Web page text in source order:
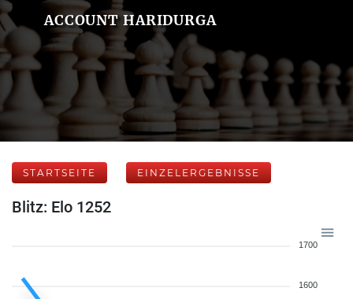
ACCOUNT HARIDURGA
STARTSEITE EINZELERGEBNISSE
Blitz: Elo 1252
1700
1600